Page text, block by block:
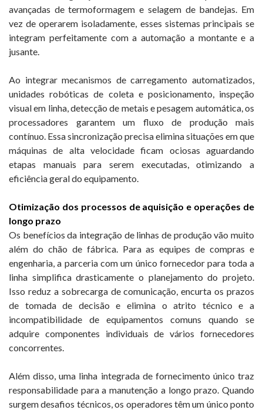
avançadas de termoformagem e selagem de bandejas. Em
vez de operarem isoladamente, esses sistemas principais se
integram perfeitamente com a automação a montante e a
jusante.
Ao integrar mecanismos de carregamento automatizados,
unidades robóticas de coleta e posicionamento, inspeção
visual em linha, detecção de metais e pesagem automática, os
processadores garantem um fluxo de produção mais
contínuo. Essa sincronização precisa elimina situações em que
máquinas de alta velocidade ficam ociosas aguardando
etapas manuais para serem executadas, otimizando a
eficiência geral do equipamento.
Otimização dos processos de aquisição e operações de
longo prazo
Os benefícios da integração de linhas de produção vão muito
além do chão de fábrica. Para as equipes de compras e
engenharia, a parceria com um único fornecedor para toda a
linha simplifica drasticamente o planejamento do projeto.
Isso reduz a sobrecarga de comunicação, encurta os prazos
de tomada de decisão e elimina o atrito técnico e a
incompatibilidade de equipamentos comuns quando se
adquire componentes individuais de vários fornecedores
concorrentes.
Além disso, uma linha integrada de fornecimento único traz
responsabilidade para a manutenção a longo prazo. Quando
surgem desafios técnicos, os operadores têm um único ponto